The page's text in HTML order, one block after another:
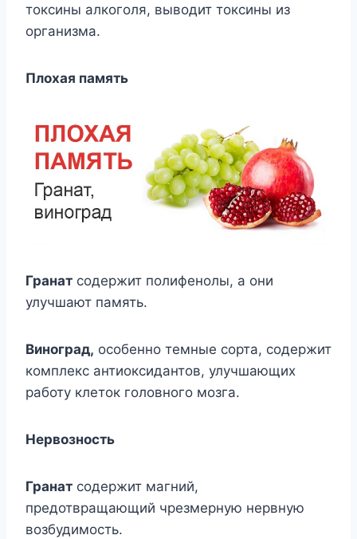
токсины алкоголя, выводит токсины из
организма.
Плохая память
Гранат содержит полифенолы, а они
улучшают память.
Виноград, особенно темные сорта, содержит
комплекс антиоксидантов, улучшающих
работу клеток головного мозга.
Нервозность
Гранат содержит магний,
предотвращающий чрезмерную нервную
возбудимость.